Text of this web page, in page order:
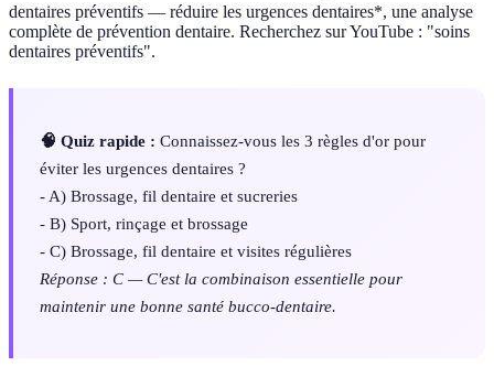
dentaires préventifs — réduire les urgences dentaires*, une analyse
complète de prévention dentaire. Recherchez sur YouTube : "soins
dentaires préventifs".
🧠 Quiz rapide : Connaissez-vous les 3 règles d'or pour
éviter les urgences dentaires ?
- A) Brossage, fil dentaire et sucreries
- B) Sport, rinçage et brossage
- C) Brossage, fil dentaire et visites régulières
Réponse : C — C'est la combinaison essentielle pour
maintenir une bonne santé bucco-dentaire.